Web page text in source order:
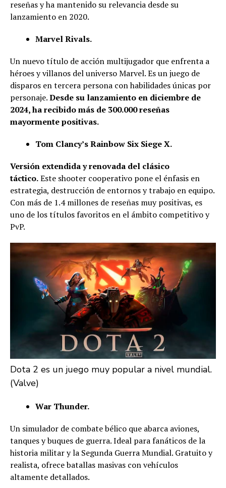
reseñas y ha mantenido su relevancia desde su
lanzamiento en 2020.
Marvel Rivals.
Un nuevo título de acción multijugador que enfrenta a
héroes y villanos del universo Marvel. Es un juego de
disparos en tercera persona con habilidades únicas por
personaje.Desde su lanzamiento en diciembre de
2024, ha recibido más de 300.000 reseñas
mayormente positivas.
Tom Clancy’s Rainbow Six Siege X.
Versión extendida y renovada del clásico
táctico.Este shooter cooperativo pone el énfasis en
estrategia, destrucción de entornos y trabajo en equipo.
Con más de 1.4 millones de reseñas muy positivas, es
uno de los títulos favoritos en el ámbito competitivo y
PvP.
Dota 2 es un juego muy popular a nivel mundial.
(Valve)
War Thunder.
Un simulador de combate bélico que abarca aviones,
tanques y buques de guerra. Ideal para fanáticos de la
historia militar y la Segunda Guerra Mundial. Gratuito y
realista, ofrece batallas masivas con vehículos
altamente detallados.